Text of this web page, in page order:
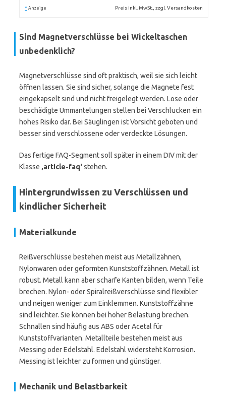
* Anzeige Preis inkl. MwSt., zzgl. Versandkosten
Sind Magnetverschlüsse bei Wickeltaschen
unbedenklich?
Magnetverschlüsse sind oft praktisch, weil sie sich leicht
öffnen lassen. Sie sind sicher, solange die Magnete fest
eingekapselt sind und nicht freigelegt werden. Lose oder
beschädigte Ummantelungen stellen bei Verschlucken ein
hohes Risiko dar. Bei Säuglingen ist Vorsicht geboten und
besser sind verschlossene oder verdeckte Lösungen.
Das fertige FAQ-Segment soll später in einem DIV mit der
Klasse ‚article-faq‘stehen.
Hintergrundwissen zu Verschlüssen und
kindlicher Sicherheit
Materialkunde
Reißverschlüsse bestehen meist aus Metallzähnen,
Nylonwaren oder geformten Kunststoffzähnen. Metall ist
robust. Metall kann aber scharfe Kanten bilden, wenn Teile
brechen. Nylon- oder Spiralreißverschlüsse sind flexibler
und neigen weniger zum Einklemmen. Kunststoffzähne
sind leichter. Sie können bei hoher Belastung brechen.
Schnallen sind häufig aus ABS oder Acetal für
Kunststoffvarianten. Metallteile bestehen meist aus
Messing oder Edelstahl. Edelstahl widersteht Korrosion.
Messing ist leichter zu formen und günstiger.
Mechanik und Belastbarkeit